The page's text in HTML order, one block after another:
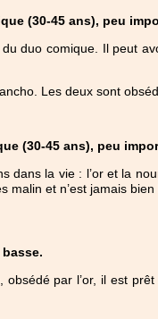
(30-45 ans), peu
duo comique. Il peut
Les deux sont
(30-45 ans), peu
dans la vie : l’or et la
malin et n’est jamais
obsédé par l’or, il est